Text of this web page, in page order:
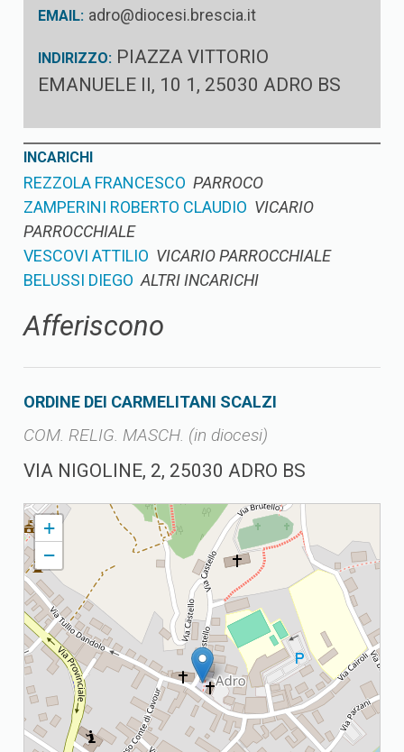
EMAIL: adro@diocesi.brescia.it
INDIRIZZO: PIAZZA VITTORIO
EMANUELE II, 10 1, 25030 ADRO BS
INCARICHI
REZZOLA FRANCESCO PARROCO
ZAMPERINI ROBERTO CLAUDIO VICARIO
PARROCCHIALE
VESCOVI ATTILIO VICARIO PARROCCHIALE
BELUSSI DIEGO ALTRI INCARICHI
Afferiscono
ORDINE DEI CARMELITANI SCALZI
COM. RELIG. MASCH. (in diocesi)
VIA NIGOLINE, 2, 25030 ADRO BS
ADRO PARROCCHIA DI S. GIOVANNI BATTISTA
+
−